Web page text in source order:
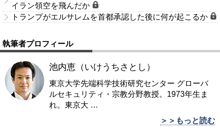
イラン領空を飛んだか
トランプがエルサレムを首都承認した後に何が起こるか
執筆者プロフィール
池内恵（いけうちさとし）
東京大学先端科学技術研究センター グローバ
ルセキュリティ・宗教分野教授。1973年生ま
れ。東京大 …
＞＞もっと読む